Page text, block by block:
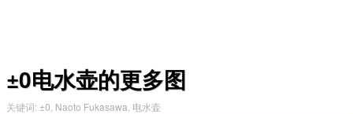
±0电水壶的更多图
关键词: ±0 Naoto Fukasawa 电水壶